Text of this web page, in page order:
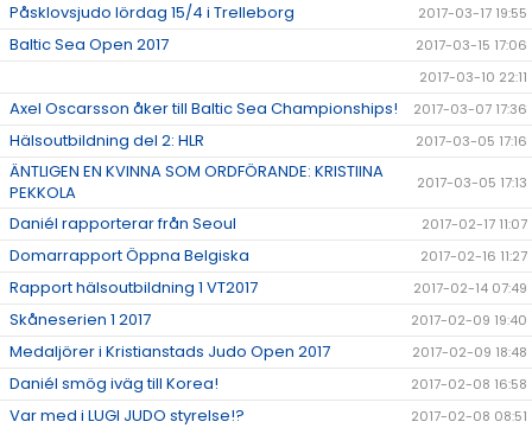
Påsklovsjudo lördag 15/4 i Trelleborg 2017-03-17 19:55
Baltic Sea Open 2017
2017-03-15 17:06
2017-03-10 22:11
Axel Oscarsson åker till Baltic Sea Championships! 2017-03-07 17:36
Hälsoutbildning del 2: HLR 2017-03-05 17:16
ÄNTLIGEN EN KVINNA SOM ORDFÖRANDE: KRISTIINA
PEKKOLA
2017-03-05 17:13
Daniél rapporterar från Seoul 2017-02-17 11:07
Domarrapport Öppna Belgiska 2017-02-16 11:27
Rapport hälsoutbildning 1 VT2017 2017-02-14 07:49
Skåneserien 1 2017 2017-02-09 19:40
Medaljörer i Kristianstads Judo Open 2017 2017-02-09 18:48
Daniél smög iväg till Korea! 2017-02-08 16:58
Var med i LUGI JUDO styrelse!? 2017-02-08 08:51